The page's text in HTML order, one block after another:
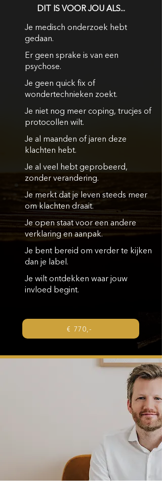
DIT IS VOOR JOU ALS...
Je medisch onderzoek hebt
gedaan.
Er geen sprake is van een
psychose.
Je geen quick fix of
wondertechnieken zoekt.
Je niet nog meer coping, trucjes of
protocollen wilt.
Je al maanden of jaren deze
klachten hebt.
Je al veel hebt geprobeerd,
zonder verandering.
Je merkt dat je leven steeds meer
om klachten draait.
Je open staat voor een andere
verklaring en aanpak.
Je bent bereid om verder te kijken
dan je label.
Je wilt ontdekken waar jouw
invloed begint.
€ 770,-